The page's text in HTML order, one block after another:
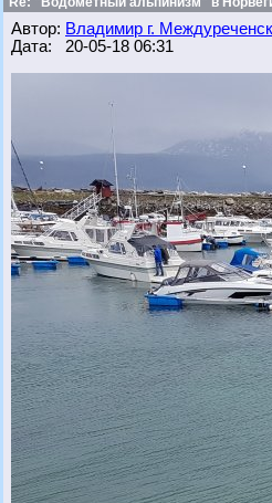
Автор: Владимир г. Междуреченск
Дата: 20-05-18 06:31